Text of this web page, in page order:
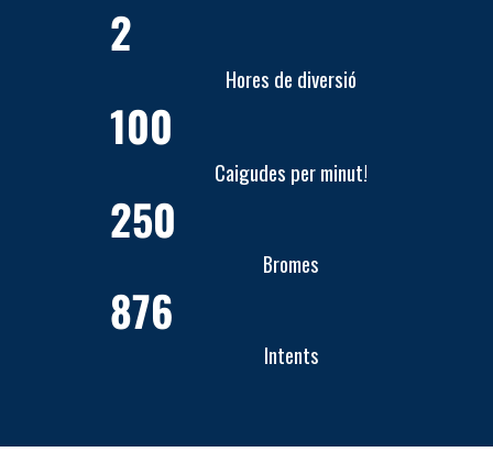
Hores de diversió
2
Caigudes per minut!
100
Bromes
250
Intents
876